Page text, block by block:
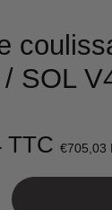
SOL
TTC €705,03